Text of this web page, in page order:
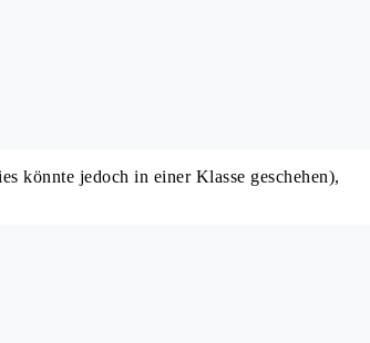
könnte jedoch in einer Klasse geschehen),